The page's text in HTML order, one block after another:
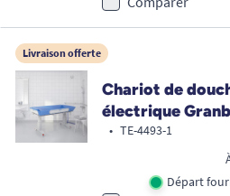
Livraison offerte
Chariot de
électrique
• TE-4493-1
Départ